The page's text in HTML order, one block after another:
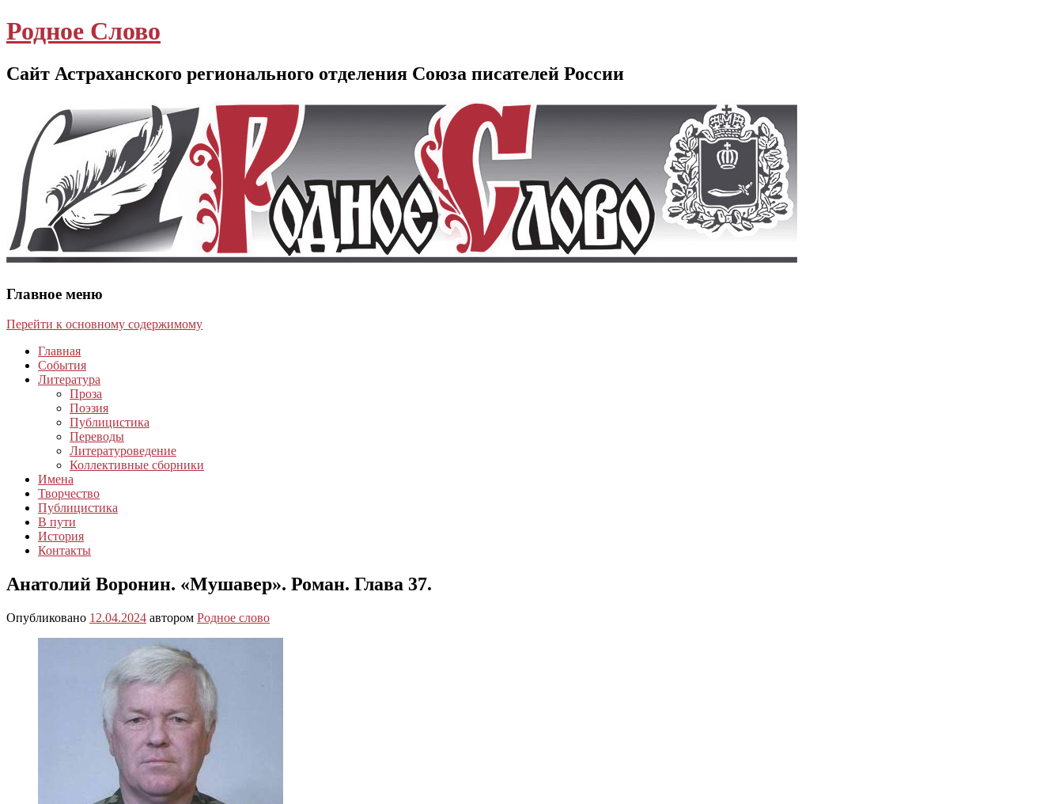
Родное Слово
Сайт Астраханского регионального отделения Союза писателей России
Главное меню
Перейти к основному содержимому
Главная
События
Литература
Проза
Поэзия
Публицистика
Переводы
Литературоведение
Коллективные сборники
Имена
Творчество
Публицистика
В пути
История
Контакты
Анатолий Воронин. «Мушавер». Роман. Глава 37.
Опубликовано 12.04.2024 автором Родное слово